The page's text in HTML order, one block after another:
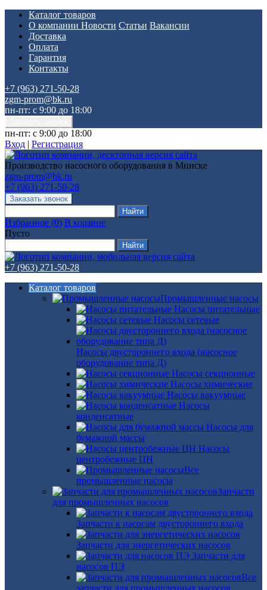
Каталог товаров
О компании Новости Статьи Вакансии
Доставка
Оплата
Гарантия
Контакты
+7 (963) 271-50-28
zgm-prom@bk.ru
пн-пт: с 9:00 до 18:00
пн-пт: с 9:00 до 18:00
Вход | Регистрация
Производство насосного оборудования в Минске
zgm-prom@bk.ru
+7 (963) 271-50-28
Избранное (0) В корзине
Пусто
+7 (963) 271-50-28
Каталог товаров
Промышленные насосы
Насосы питательные
Насосы сетевые
Насосы двустороннего входа (насосное
оборудование типа Д)
Насосы секционные
Насосы химические
Насосы вакуумные
Насосы
конденсатные
Насосы для
бумажной массы
Насосы
центробежные ЦН
Все
промышленные насосы
Запчасти
для промышленных насосов
Запчасти к насосам двустороннего входа
Запчасти для энергетических насосов
Запчасти для
насосов ПЭ
Все
запчасти для промышленных насосов